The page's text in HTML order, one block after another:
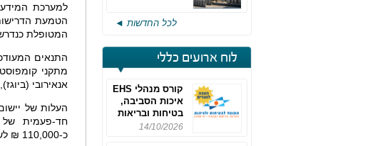
לכל החדשות ◄
לוח ארועים כללי
קורס מנהלי EHS
איכות הסביבה,
בטיחות ובריאות
תעסוקתית
14/10/2026
למערכת
הטמעת
המטופלת
אנאירובי
חד-פעמית של
כ-110,000 ₪ לשנה של עלויות תפעול.